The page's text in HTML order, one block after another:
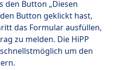
den Button „Diesen
Button geklickt hast,
das Formular ausfüllen,
zu melden. Die HiPP
um den